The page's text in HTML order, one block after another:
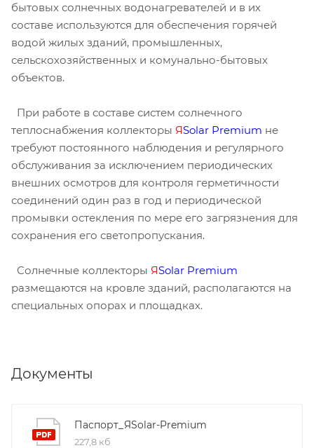
бытовых солнечных водонагревателей и в их
составе используются для обеспечения горячей
водой жилых зданий, промышленных,
сельскохозяйственных и комунально-бытовых
объектов.
При работе в составе систем солнечного
теплоснабжения коллекторы ЯSolar Premium не
требуют постоянного наблюдения и регулярного
обслуживания за исключением периодических
внешних осмотров для контроля герметичности
соединений один раз в год и периодической
промывки остекления по мере его загрязнения для
сохранения его светопропускания.
Солнечные коллекторы ЯSolar Premium
размещаются на кровле зданий, располагаются на
специальных опорах и площадках.
Документы
Паспорт_ЯSolar-Premium
227,8 кб